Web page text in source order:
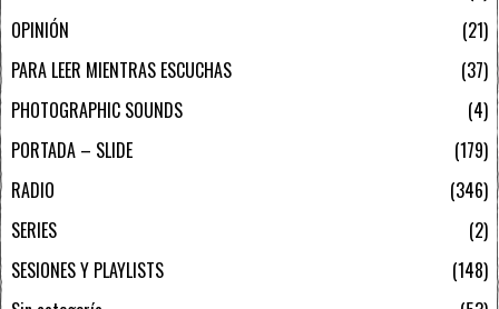
OPINIÓN
21
PARA LEER MIENTRAS ESCUCHAS
37
PHOTOGRAPHIC SOUNDS
4
PORTADA – SLIDE
179
RADIO
346
SERIES
2
SESIONES Y PLAYLISTS
148